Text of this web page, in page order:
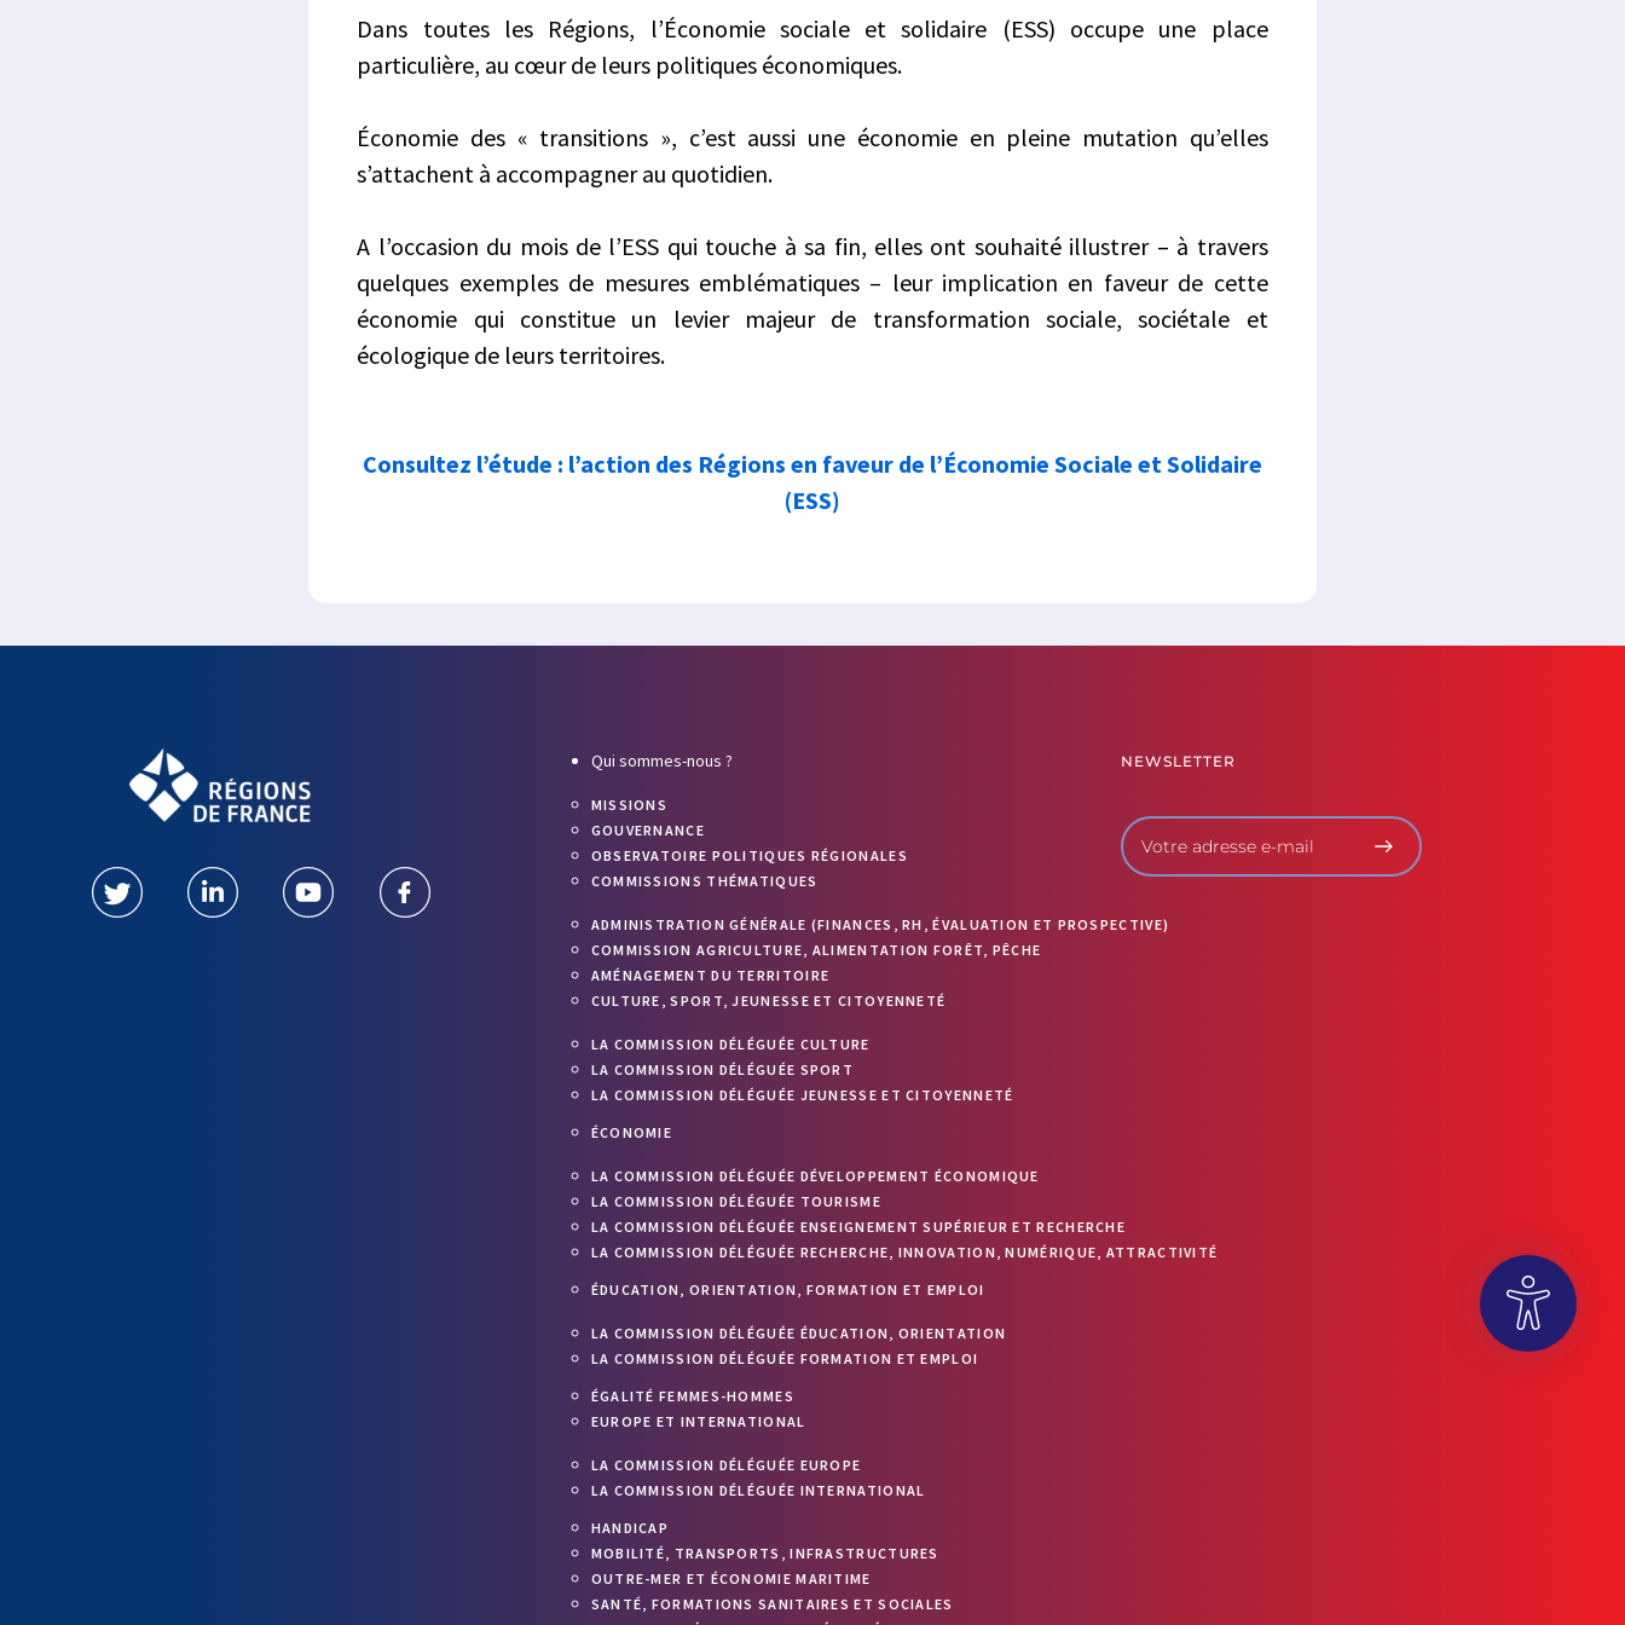
Dans toutes les Régions, l’Économie sociale et solidaire (ESS) occupe une place
particulière, au cœur de leurs politiques économiques.
Économie des « transitions », c’est aussi une économie en pleine mutation qu’elles
s’attachent à accompagner au quotidien.
A l’occasion du mois de l’ESS qui touche à sa fin, elles ont souhaité illustrer – à travers
quelques exemples de mesures emblématiques – leur implication en faveur de cette
économie qui constitue un levier majeur de transformation sociale, sociétale et
écologique de leurs territoires.
Consultez l’étude : l’action des Régions en faveur de l’Économie Sociale et Solidaire
(ESS)
Qui sommes-nous ?
MISSIONS
GOUVERNANCE
OBSERVATOIRE POLITIQUES RÉGIONALES
COMMISSIONS THÉMATIQUES
ADMINISTRATION GÉNÉRALE (FINANCES, RH, ÉVALUATION ET PROSPECTIVE)
COMMISSION AGRICULTURE, ALIMENTATION FORÊT, PÊCHE
AMÉNAGEMENT DU TERRITOIRE
CULTURE, SPORT, JEUNESSE ET CITOYENNETÉ
LA COMMISSION DÉLÉGUÉE CULTURE
LA COMMISSION DÉLÉGUÉE SPORT
LA COMMISSION DÉLÉGUÉE JEUNESSE ET CITOYENNETÉ
ÉCONOMIE
LA COMMISSION DÉLÉGUÉE DÉVELOPPEMENT ÉCONOMIQUE
LA COMMISSION DÉLÉGUÉE TOURISME
LA COMMISSION DÉLÉGUÉE ENSEIGNEMENT SUPÉRIEUR ET RECHERCHE
LA COMMISSION DÉLÉGUÉE RECHERCHE, INNOVATION, NUMÉRIQUE, ATTRACTIVITÉ
ÉDUCATION, ORIENTATION, FORMATION ET EMPLOI
LA COMMISSION DÉLÉGUÉE ÉDUCATION, ORIENTATION
LA COMMISSION DÉLÉGUÉE FORMATION ET EMPLOI
ÉGALITÉ FEMMES-HOMMES
EUROPE ET INTERNATIONAL
LA COMMISSION DÉLÉGUÉE EUROPE
LA COMMISSION DÉLÉGUÉE INTERNATIONAL
HANDICAP
MOBILITÉ, TRANSPORTS, INFRASTRUCTURES
OUTRE-MER ET ÉCONOMIE MARITIME
SANTÉ, FORMATIONS SANITAIRES ET SOCIALES
NEWSLETTER